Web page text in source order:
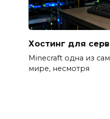
Хостинг для
Minecraft одна из
мире, несмотря